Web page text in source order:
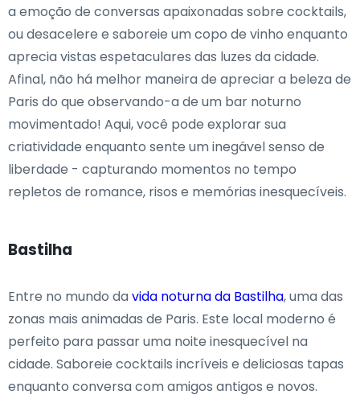
a emoção de conversas apaixonadas sobre cocktails,
ou desacelere e saboreie um copo de vinho enquanto
aprecia vistas espetaculares das luzes da cidade.
Afinal, não há melhor maneira de apreciar a beleza de
Paris do que observando-a de um bar noturno
movimentado! Aqui, você pode explorar sua
criatividade enquanto sente um inegável senso de
liberdade - capturando momentos no tempo
repletos de romance, risos e memórias inesquecíveis.
Bastilha
Entre no mundo davida noturna da Bastilha, uma das
zonas mais animadas de Paris. Este local moderno é
perfeito para passar uma noite inesquecível na
cidade. Saboreie cocktails incríveis e deliciosas tapas
enquanto conversa com amigos antigos e novos.